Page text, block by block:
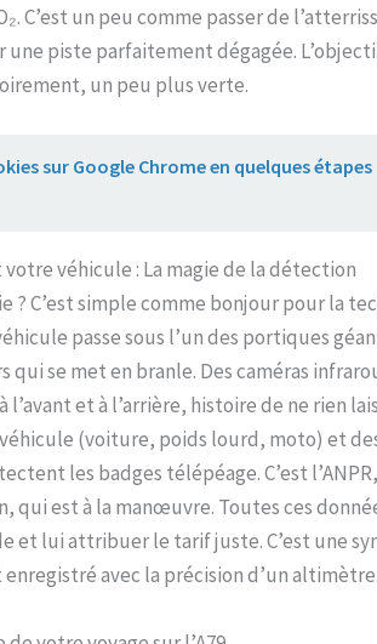
C’est un peu comme passer de
piste parfaitement dégagée.
un peu plus verte.
sur Google Chrome en quelques étapes
véhicule : La magie de la détection
? C’est simple comme bonjour pour la
passe sous l’un des portiques
qui se met en branle. Des caméras
et à l’arrière, histoire de ne rien
(voiture, poids lourd, moto) et
les badges télépéage. C’est
est à la manœuvre. Toutes ces
lui attribuer le tarif juste. C’est une
avec la précision d’un altimètre.